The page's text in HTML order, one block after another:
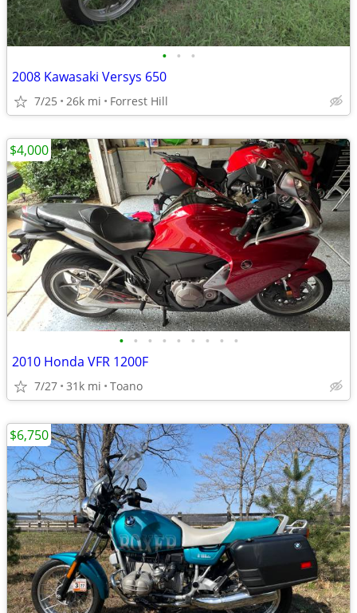
• • •
2008 Kawasaki Versys 650
7/25 26k mi Forrest Hill
• • • • • • • • •
2010 Honda VFR 1200F
7/27 31k mi Toano
$4,000
$6,750